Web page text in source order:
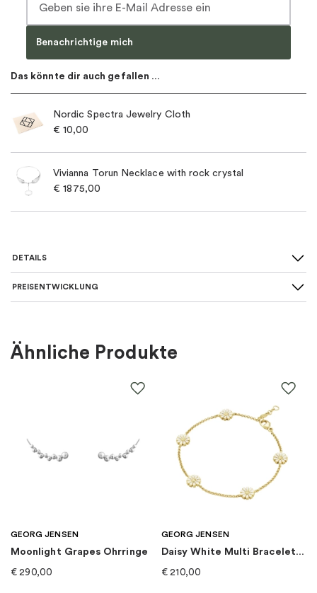
Benachrichtige mich
Das könnte dir auch gefallen …
Nordic Spectra Jewelry Cloth
€ 10,00
Vivianna Torun Necklace with rock crystal
€ 1875,00
DETAILS
Für wen:
Marke Georg Jensen
PREISENTWICKLUNG
Ähnliche Produkte
GEORG JENSEN
Moonlight Grapes Ohrringe
€ 290,00
GEORG JENSEN
Daisy White Multi Bracelet ⌀ 7 mm Gold
€ 210,00